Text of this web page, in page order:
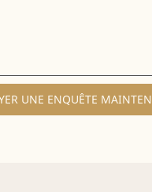
UNE ENQUÊTE